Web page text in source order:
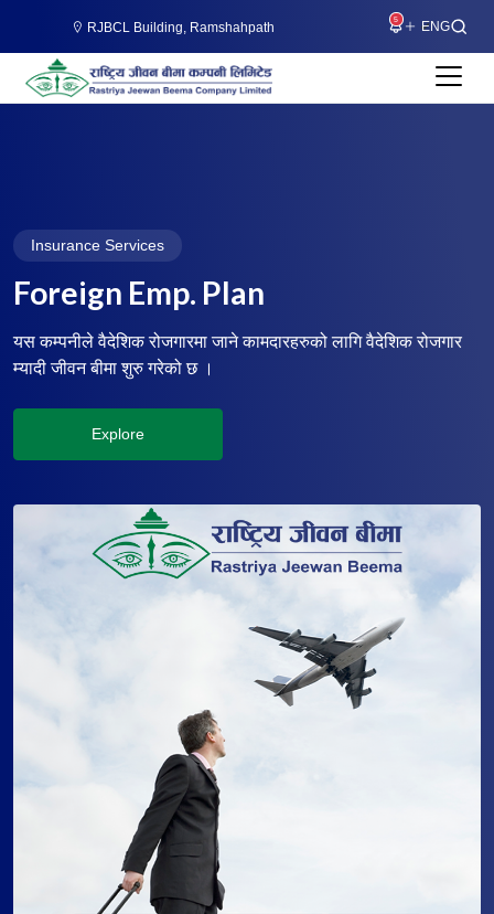
RJBCL Building, Ramshahpath
5
Insurance Services
Foreign Emp. Plan
यस कम्पनीले वैदेशिक रोजगारमा जाने कामदारहरुको लागि वैदेशिक रोजगार
म्यादी जीवन बीमा शुरु गरेको छ ।
Explore